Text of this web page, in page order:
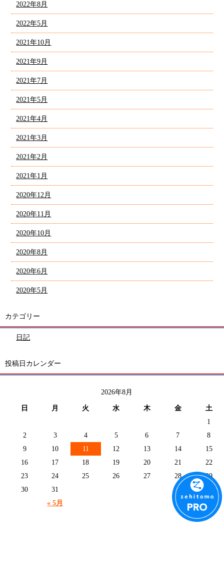
2022年8月
2022年5月
2021年10月
2021年9月
2021年7月
2021年5月
2021年4月
2021年3月
2021年2月
2021年1月
2020年12月
2020年11月
2020年10月
2020年8月
2020年6月
2020年5月
カテゴリー
日記
投稿日カレンダー
2026年8月
日 月 火 水 木 金 土
« 5月
1
2
3 4 5 6 7
8
9
10 11 12 13 14
15
16
17 18 19 20 21
22
23
24 25 26 27 28
29
30
31